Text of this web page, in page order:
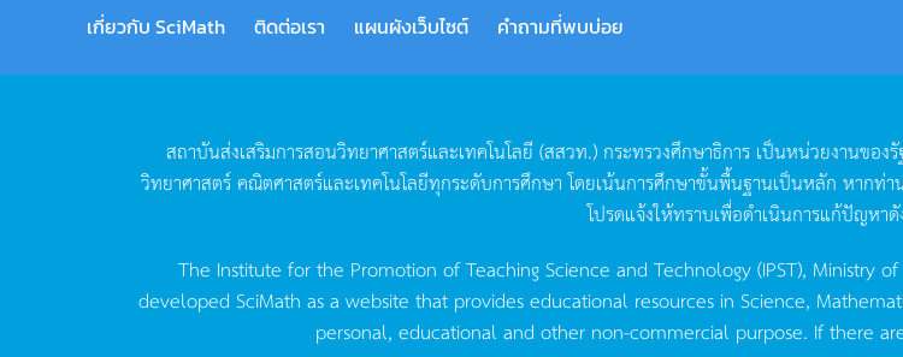
เกี่ยวกับ SciMath ติดต่อเรา แผนผังเว็บไซต์ คำถามที่พบบ่อย
สถาบันส่งเสริมการสอนวิทยาศาสตร์และเทคโนโลยี (สสวท.) กระทรวงศึกษาธิการ เป็นหน่วยงานของรั
วิทยาศาสตร์คณิตศาสตร์และเทคโนโลยีทุกระดับการศึกษา โดยเน้นการศึกษาขั้นพื้นฐานเป็นหลัก หากท่า
โปรดแจ้งให้ทราบเพื่อดำเนินการแก้ปัญหาดั
The Institute for the Promotion of Teaching Science and Technology (IPST), Ministry
developed SciMath as a website that provides educational resources in Science,
personal, educational and other non-commercial purpose. If there